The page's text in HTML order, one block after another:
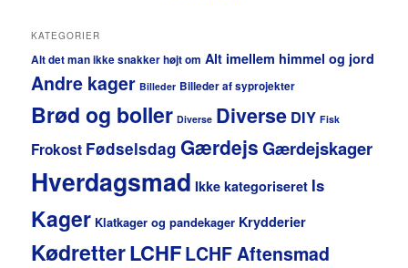
KATEGORIER
Alt det man ikke snakker højt om Alt imellem himmel og jord
Andre kager Billeder Billeder af syprojekter
Brød og boller Diverse Diverse DIY Fisk
Frokost Fødselsdag GærdejsGærdejskager
Hverdagsmad Ikke kategoriseret Is
Kager Klatkager og pandekager Krydderier
KødretterLCHFLCHF Aftensmad